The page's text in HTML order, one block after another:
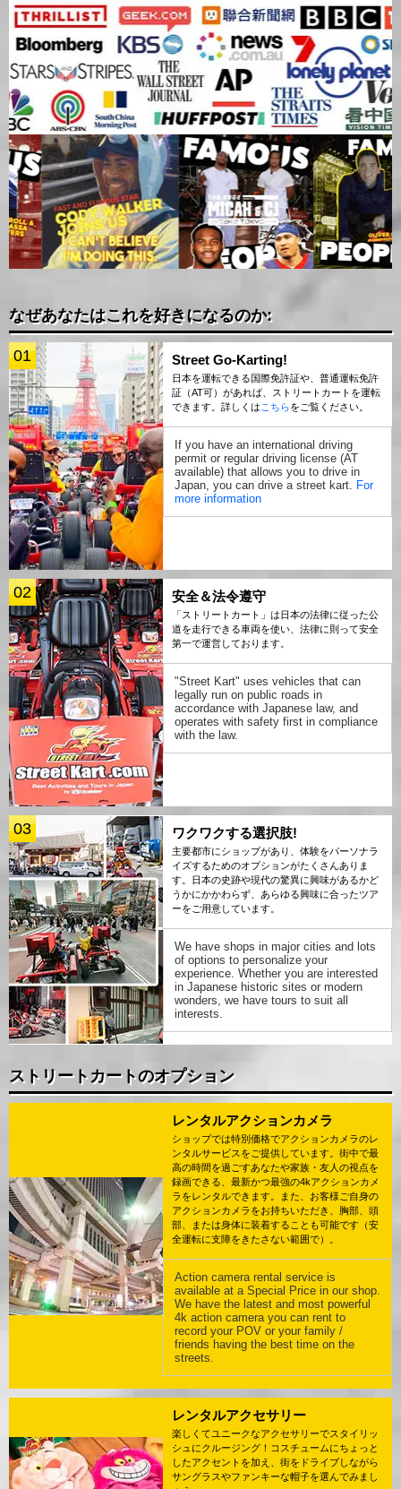
なぜあなたはこれを好きになるのか:
01 Street Go-Karting!
日本を運転できる国際免許証や、普通運転免許
証（AT可）があれば、ストリートカートを運転
できます。詳しくは こちらをご覧ください。
If you have an international driving
permit or regular driving license (AT
available) that allows you to drive in
Japan, you can drive a street kart. For
more information
02 安全＆法令遵守
「ストリートカート」は日本の法律に従った公
道を走行できる車両を使い、法律に則って安全
第一で運営しております。
"Street Kart" uses vehicles that can
legally run on public roads in
accordance with Japanese law, and
operates with safety first in compliance
with the law.
03 ワクワクする選択肢!
主要都市にショップがあり、体験をパーソナラ
イズするためのオプションがたくさんありま
す。日本の史跡や現代の驚異に興味があるかど
うかにかかわらず、あらゆる興味に合ったツア
ーをご用意しています。
We have shops in major cities and lots
of options to personalize your
experience. Whether you are interested
in Japanese historic sites or modern
wonders, we have tours to suit all
interests.
ストリートカートのオプション
レンタルアクションカメラ
ショップでは特別価格でアクションカメラのレ
ンタルサービスをご提供しています。街中で最
高の時間を過ごすあなたや家族・友人の視点を
録画できる、最新かつ最強の4kアクションカメ
ラをレンタルできます。また、お客様ご自身の
アクションカメラをお持ちいただき、胸部、頭
部、または身体に装着することも可能です（安
全運転に支障をきたさない範囲で）。
Action camera rental service is
available at a Special Price in our shop.
We have the latest and most powerful
4k action camera you can rent to
record your POV or your family /
friends having the best time on the
streets.
レンタルアクセサリー
楽しくてユニークなアクセサリーでスタイリッ
シュにクルージング！コスチュームにちょっと
したアクセントを加え、街をドライブしながら
サングラスやファンキーな帽子を選んでみまし